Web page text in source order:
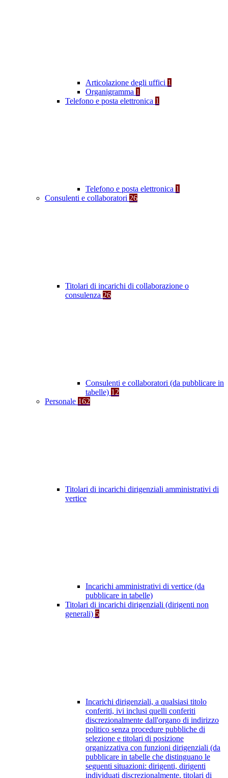
Articolazione degli uffici 1
Organigramma 1
Telefono e posta elettronica 1
Telefono e posta elettronica 1
Consulenti e collaboratori 26
Titolari di incarichi di collaborazione o
consulenza 26
Consulenti e collaboratori (da pubblicare in
tabelle) 12
Personale 162
Titolari di incarichi dirigenziali amministrativi di
vertice
Incarichi amministrativi di vertice (da
pubblicare in tabelle)
Titolari di incarichi dirigenziali (dirigenti non
generali) 5
Incarichi dirigenziali, a qualsiasi titolo
conferiti, ivi inclusi quelli conferiti
discrezionalmente dall'organo di indirizzo
politico senza procedure pubbliche di
selezione e titolari di posizione
organizzativa con funzioni dirigenziali (da
pubblicare in tabelle che distinguano le
seguenti situazioni: dirigenti, dirigenti
individuati discrezionalmente, titolari di